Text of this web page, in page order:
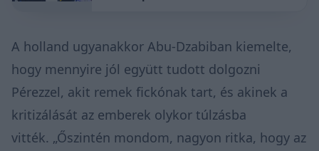
A holland ugyanakkor Abu-Dzabiban kiemelte,
hogy mennyire jól együtt tudott dolgozni
Pérezzel, akit remek fickónak tart, és akinek a
kritizálását az emberek olykor túlzásba
vitték. „Őszintén mondom, nagyon ritka, hogy az